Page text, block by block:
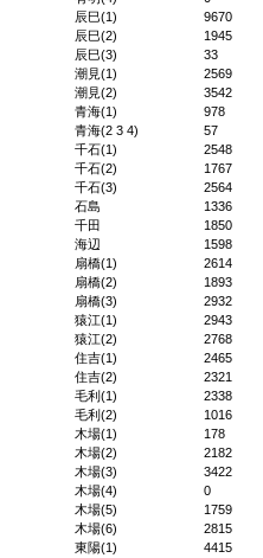
辰巳(1) 9670
辰巳(2) 1945
辰巳(3) 33
潮見(1) 2569
潮見(2) 3542
青海(1) 978
青海(2 3 4) 57
千石(1) 2548
千石(2) 1767
千石(3) 2564
石島 1336
千田 1850
海辺 1598
扇橋(1) 2614
扇橋(2) 1893
扇橋(3) 2932
猿江(1) 2943
猿江(2) 2768
住吉(1) 2465
住吉(2) 2321
毛利(1) 2338
毛利(2) 1016
木場(1) 178
木場(2) 2182
木場(3) 3422
木場(4) 0
木場(5) 1759
木場(6) 2815
東陽(1) 4415